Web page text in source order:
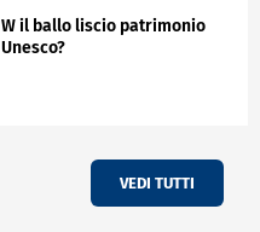
W il ballo liscio patrimonio
Unesco?
VEDI TUTTI